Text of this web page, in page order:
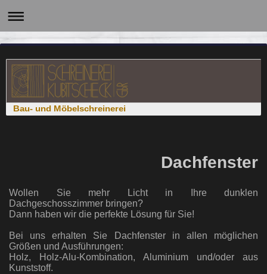
Bau- und Möbelschreinerei
Dachfenster
Wollen Sie mehr Licht in Ihre dunklen
Dachgeschosszimmer bringen?
Dann haben wir die perfekte Lösung für Sie!
Bei uns erhalten Sie Dachfenster in allen möglichen
Größen und Ausführungen:
Holz, Holz-Alu-Kombination, Aluminium und/oder aus
Kunststoff.